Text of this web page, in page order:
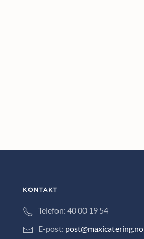
KONTAKT
Telefon: 40 00 19 54
E-post: post@maxicatering.no